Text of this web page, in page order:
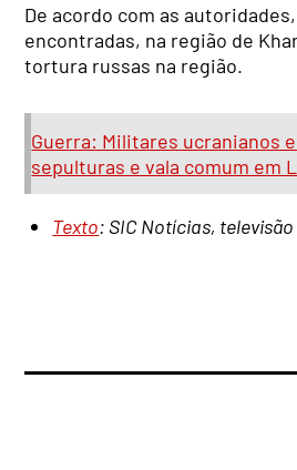
De acordo com as
encontradas, na região de
tortura russas na região.
Guerra: Militares ucranianos
sepulturas e vala comum em
Texto: SIC Notícias,